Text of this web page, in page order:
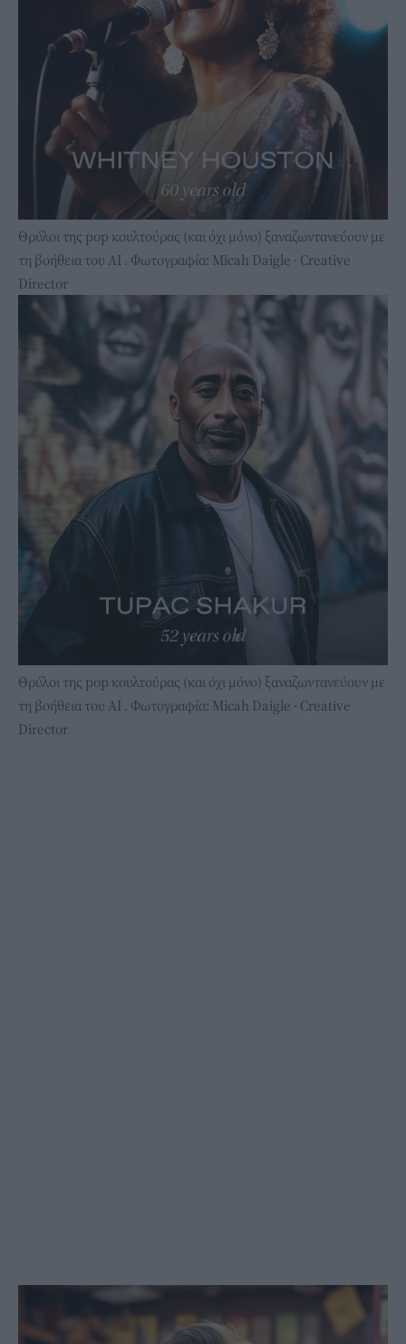
Θρύλοι της pop κουλτούρας (και όχι μόνο) ξαναζωντανεύουν με
τη βοήθεια του ΑΙ . Φωτογραφία: Micah Daigle · Creative
Director
Θρύλοι της pop κουλτούρας (και όχι μόνο) ξαναζωντανεύουν με
τη βοήθεια του ΑΙ . Φωτογραφία: Micah Daigle · Creative
Director